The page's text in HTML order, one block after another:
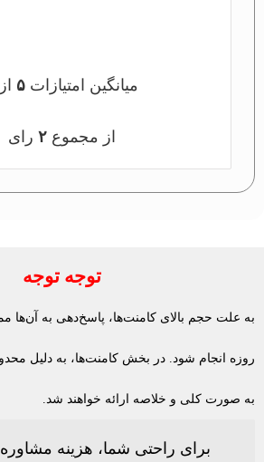
میانگین امتیازات۵ از ۵
از مجموع۲ رای
توجه توجه
روزه انجام شود. در بخش کامنت‌ها، به دلیل
به صورت کلی و خلاصه ارائه خواهند شد.
برای راحتی شما، هزینه مشاوره